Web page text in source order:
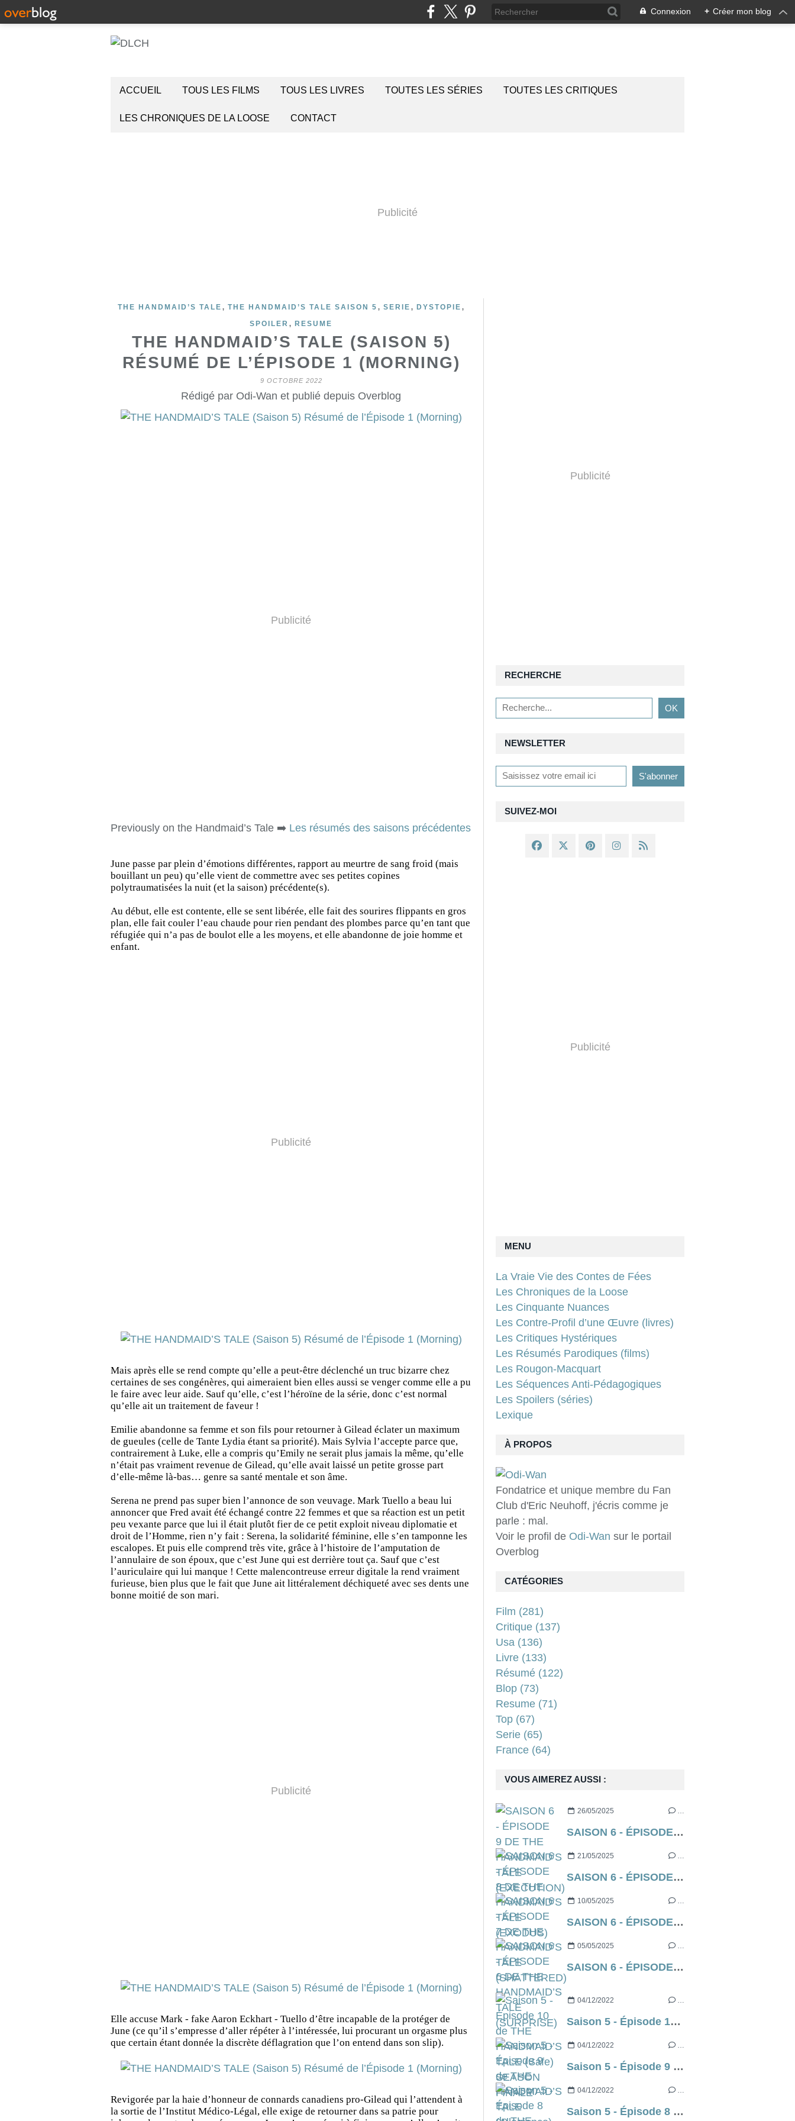
Connexion + Créer mon blog
ACCUEIL TOUS LES FILMS TOUS LES LIVRES TOUTES LES SÉRIES TOUTES LES CRITIQUES
LES CHRONIQUES DE LA LOOSE CONTACT
Publicité
THE HANDMAID’S TALE , THE HANDMAID’S TALE SAISON 5 , SERIE , DYSTOPIE ,
SPOILER , RESUME
THE HANDMAID’S TALE (SAISON 5)
RÉSUMÉ DE L’ÉPISODE 1 (MORNING)
9 OCTOBRE 2022
Rédigé par Odi-Wan et publié depuis Overblog
Publicité
Previously on the Handmaid’s Tale ➡️ Les résumés des saisons précédentes
June passe par plein d’émotions différentes, rapport au meurtre de sang froid (mais
bouillant un peu) qu’elle vient de commettre avec ses petites copines
polytraumatisées la nuit (et la saison) précédente(s).
Au début, elle est contente, elle se sent libérée, elle fait des sourires flippants en gros
plan, elle fait couler l’eau chaude pour rien pendant des plombes parce qu’en tant que
réfugiée qui n’a pas de boulot elle a les moyens, et elle abandonne de joie homme et
enfant.
Publicité
Mais après elle se rend compte qu’elle a peut-être déclenché un truc bizarre chez
certaines de ses congénères, qui aimeraient bien elles aussi se venger comme elle a pu
le faire avec leur aide. Sauf qu’elle, c’est l’héroïne de la série, donc c’est normal
qu’elle ait un traitement de faveur !
Emilie abandonne sa femme et son fils pour retourner à Gilead éclater un maximum
de gueules (celle de Tante Lydia étant sa priorité). Mais Sylvia l’accepte parce que,
contrairement à Luke, elle a compris qu’Emily ne serait plus jamais la même, qu’elle
n’était pas vraiment revenue de Gilead, qu’elle avait laissé un petite grosse part
d’elle-même là-bas… genre sa santé mentale et son âme.
Serena ne prend pas super bien l’annonce de son veuvage. Mark Tuello a beau lui
annoncer que Fred avait été échangé contre 22 femmes et que sa réaction est un petit
peu vexante parce que lui il était plutôt fier de ce petit exploit niveau diplomatie et
droit de l’Homme, rien n’y fait : Serena, la solidarité féminine, elle s’en tamponne les
escalopes. Et puis elle comprend très vite, grâce à l’histoire de l’amputation de
l’annulaire de son époux, que c’est June qui est derrière tout ça. Sauf que c’est
l’auriculaire qui lui manque ! Cette malencontreuse erreur digitale la rend vraiment
furieuse, bien plus que le fait que June ait littéralement déchiqueté avec ses dents une
bonne moitié de son mari.
Publicité
Elle accuse Mark - fake Aaron Eckhart - Tuello d’être incapable de la protéger de
June (ce qu’il s’empresse d’aller répéter à l’intéressée, lui procurant un orgasme plus
que certain étant donnée la discrète déflagration que l’on entend dans son slip).
Revigorée par la haie d’honneur de connards canadiens pro-Gilead qui l’attendent à
la sortie de l’Institut Médico-Légal, elle exige de retourner dans sa patrie pour
Publicité
NEWSLETTER
SUIVEZ-MOI
RECHERCHE
À PROPOS
Fondatrice et unique membre du Fan
Club d'Eric Neuhoff, j'écris comme je
parle : mal.
Voir le profil de Odi-Wan sur le portail
Overblog
Publicité
VOUS AIMEREZ AUSSI :
26/05/2025 …
SAISON 6 - ÉPISODE 9 DE THE HANDMAID’S TALE (EXECUTION)
21/05/2025 …
SAISON 6 - ÉPISODE 8 DE THE HANDMAID’S TALE (EXODUS)
10/05/2025 …
SAISON 6 - ÉPISODE 7 DE THE HANDMAID’S TALE (SHATTERED)
05/05/2025 …
SAISON 6 - ÉPISODE 6 DE THE HANDMAID’S TALE (SURPRISE)
04/12/2022 …
Saison 5 - Épisode 10 de THE HANDMAID’S TALE (Safe) SEASON FINALE
04/12/2022 …
Saison 5 - Épisode 9 de THE HANDMAID’S TALE (Allegiance)
04/12/2022 …
Saison 5 - Épisode 8 de THE HANDMAID’S TALE (Motherland)
MENU
La Vraie Vie des Contes de Fées
Les Chroniques de la Loose
Les Cinquante Nuances
Les Contre-Profil d’une Œuvre (livres)
Les Critiques Hystériques
Les Résumés Parodiques (films)
Les Rougon-Macquart
Les Séquences Anti-Pédagogiques
Les Spoilers (séries)
Lexique
CATÉGORIES
Film (281)
Critique (137)
Usa (136)
Livre (133)
Résumé (122)
Blop (73)
Resume (71)
Top (67)
Serie (65)
France (64)